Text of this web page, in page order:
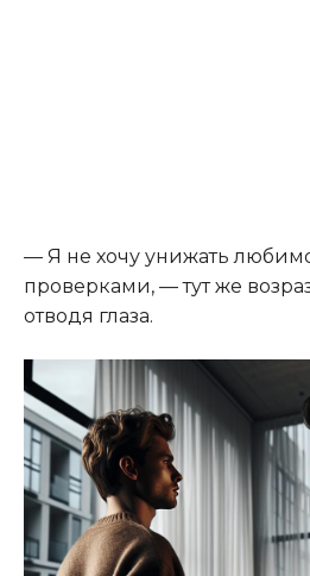
— Я не хочу унижать
проверками, — тут же
отводя глаза.